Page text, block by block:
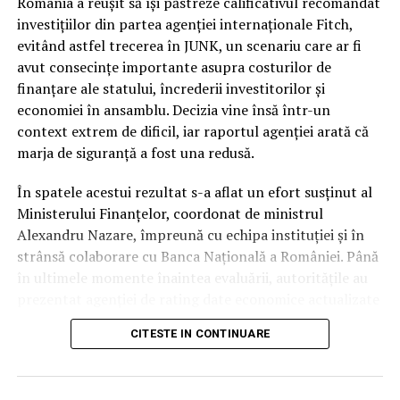
În ciuda acestor vulnerabilități și a presiunii uriașe pe
finanțele publice, autoritățile române au reușit să evite
scenariul negativ. Întrebarea esențială este cum a fost
posibil acest lucru, în condițiile în care datele
economice brute erau deja cunoscute de piețe.
Răspunsul nu a stat în prezentarea unor indicatori noi,
ci în garanțiile de conduită fiscală. În timp ce
autoritatea altor actori politici s-a erodat considerabil
pe parcursul mandatului, Nicușor Dan a rămas
interlocutorul strategic în care partenerii externi au
avut încredere totală.
Presedinția ca garant al
disciplinei bugetare
investițiilor din partea agenției internaționale Fitch,
evitând astfel trecerea în JUNK, un scenariu care ar fi
avut consecințe importante asupra costurilor de
finanțare ale statului, încrederii investitorilor și
economiei în ansamblu. Decizia vine însă într-un
context extrem de dificil, iar raportul agenției arată că
marja de siguranță a fost una redusă.
În spatele acestui rezultat s-a aflat un efort susținut al
Ministerului Finanțelor, coordonat de ministrul
Alexandru Nazare, împreună cu echipa instituției și în
strânsă colaborare cu Banca Națională a României. Până
în ultimele momente înaintea evaluării, autoritățile au
și argumente tehnice privind evoluția finanțelor publice
și măsurile adoptate pentru consolidarea fiscală.
Potrivit informațiilor prezentate, România a venit în
CITESTE IN CONTINUARE